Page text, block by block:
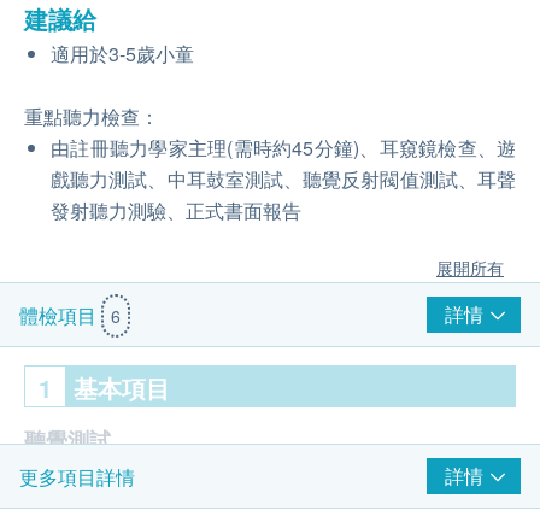
建議給
適用於3-5歲小童
重點聽力檢查：
由註冊聽力學家主理(需時約45分鐘)、耳窺鏡檢查、遊
戲聽力測試、中耳鼓室測試、聽覺反射閥值測試、耳聲
發射聽力測驗、正式書面報告
展開所有
體檢項目 6 詳情
1 基本項目
聽覺測試
由聽力學家主理
更多項目詳情 詳情